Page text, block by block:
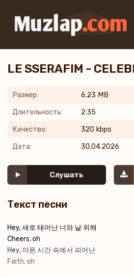
LE SSERAFIM -
Размер: 6.23 MB
Длительность: 2:35
Качество: 320 kbps
Дата: 30.04.2026
Слушать
Текст песни
Hey, 새로 태어난 너와 날 위해
Cheers, oh
Hey, 아픈 시간 속에서 피어난
Faith, oh